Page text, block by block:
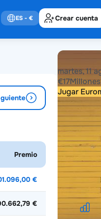
ES- € Crear cuenta
Premio
€
€
martes, 11
€17Millones
Jugar
2026
2020
2014
2008